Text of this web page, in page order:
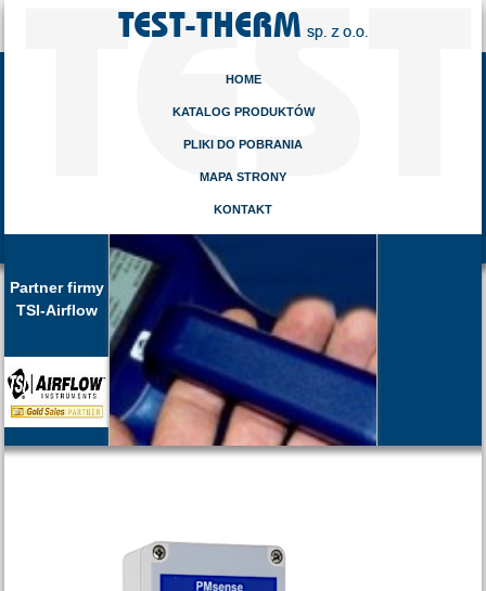
HOME
KATALOG PRODUKTÓW
PLIKI DO POBRANIA
MAPA STRONY
KONTAKT
Partner firmy
TSI-Airflow